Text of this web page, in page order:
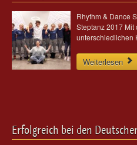
Rhythm & Dance
Steptanz 2017 Mit
Weiterlesen
Erfolgreich bei den